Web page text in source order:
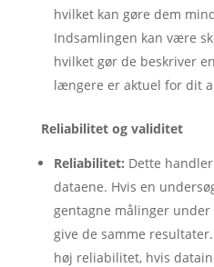
hvilket kan gøre dem
Indsamlingen kan være
hvilket gør de beskriver
længere er aktuel for dit
Reliabilitet og validitet
Reliabilitet: Dette
dataene. Hvis en
gentagne målinger
give de samme
høj reliabilitet, hvis